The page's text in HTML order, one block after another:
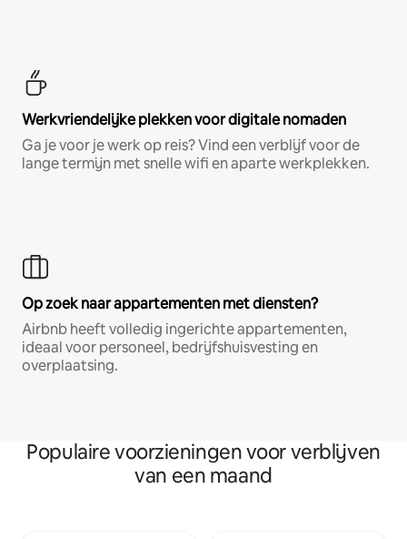
Werkvriendelijke plekken voor digitale nomaden
Ga je voor je werk op reis? Vind een verblijf voor de
lange termijn met snelle wifi en aparte werkplekken.
Op zoek naar appartementen met diensten?
Airbnb heeft volledig ingerichte appartementen,
ideaal voor personeel, bedrijfshuisvesting en
overplaatsing.
Populaire voorzieningen voor verblijven
van een maand